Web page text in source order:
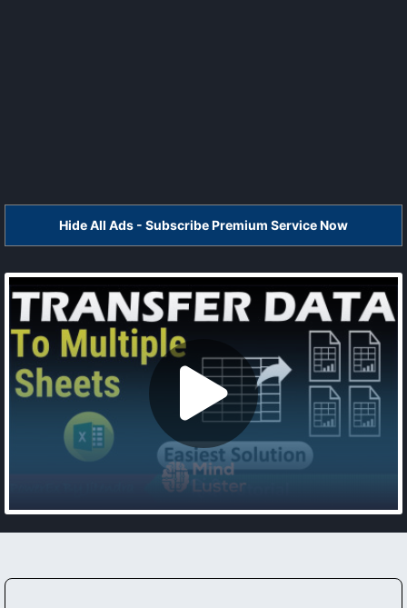
Hide All Ads - Subscribe Premium Service Now